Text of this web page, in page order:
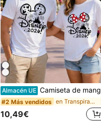
Almacén UE Camiseta de manga corta Disney Mickey Minnie 2026 para parejas, camiseta de verano casual, estilo dibujos animados, look combinado, conjunto familiar
#2 Más vendidos en Transpirable Tops para hombre
10,49€